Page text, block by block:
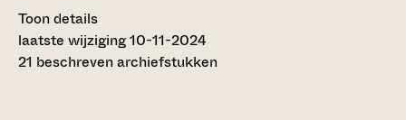
Toon details
Datering:
1507 - 1811
laatste wijziging 10-11-2024
21 beschreven archiefstukken